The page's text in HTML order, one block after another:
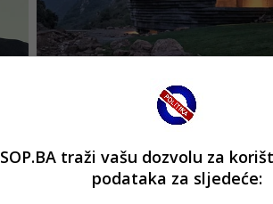
SOP.BA traži vašu dozvolu za
podataka za sljedeće: